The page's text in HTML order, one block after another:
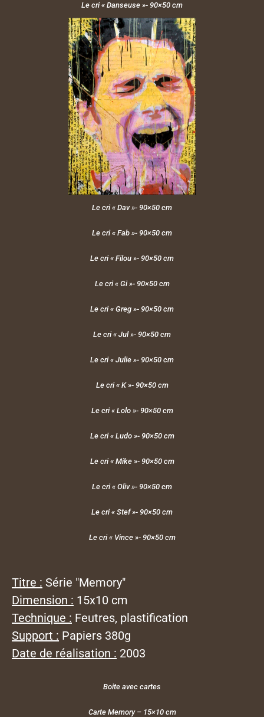
Le cri « Danseuse »- 90×50 cm
Le cri « Dav »- 90×50 cm
Le cri « Fab »- 90×50 cm
Le cri « Filou »- 90×50 cm
Le cri « Gi »- 90×50 cm
Le cri « Greg »- 90×50 cm
Le cri « Jul »- 90×50 cm
Le cri « Julie »- 90×50 cm
Le cri « K »- 90×50 cm
Le cri « Lolo »- 90×50 cm
Le cri « Ludo »- 90×50 cm
Le cri « Mike »- 90×50 cm
Le cri « Oliv »- 90×50 cm
Le cri « Stef »- 90×50 cm
Le cri « Vince »- 90×50 cm
Titre : Série "Memory"
Dimension : 15x10 cm
Technique : Feutres, plastification
Support : Papiers 380g
Date de réalisation : 2003
Boite avec cartes
Carte Memory – 15×10 cm